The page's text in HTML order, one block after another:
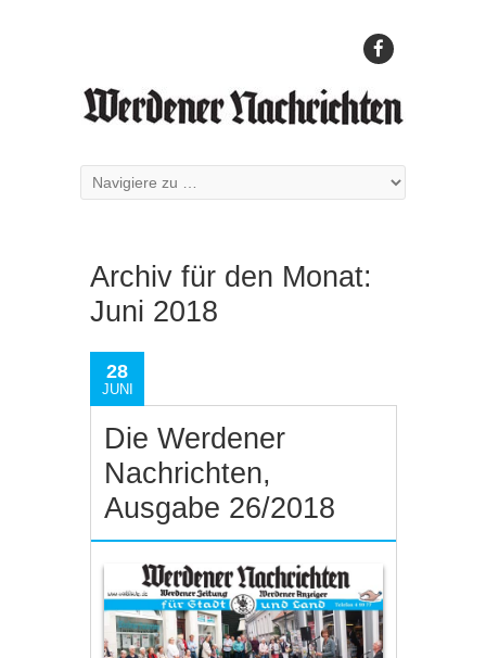
Archiv für den Monat:
Juni 2018
28
JUNI
Die Werdener
Nachrichten,
Ausgabe 26/2018